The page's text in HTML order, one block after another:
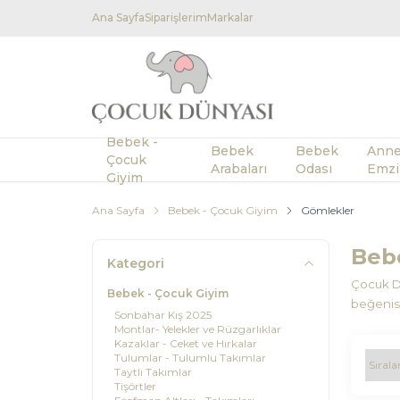
Ana SayfaSiparişlerimMarkalar
Bebek -
Çocuk
Giyim
Bebek
Arabaları
Bebek
Odası
Ana Sayfa Bebek - Çocuk Giyim Gömlekler
Kategori
Bebek - Çocuk Giyim
Sonbahar Kış 2025
Montlar- Yelekler ve Rüzgarlıklar
Kazaklar - Ceket ve Hırkalar
Tulumlar - Tulumlu Takımlar
Taytlı Takımlar
Tişörtler
Çocuk